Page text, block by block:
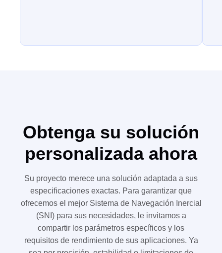
Obtenga su solución
personalizada ahora
Su proyecto merece una solución adaptada a sus
especificaciones exactas. Para garantizar que
ofrecemos el mejor Sistema de Navegación Inercial
(SNI) para sus necesidades, le invitamos a
compartir los parámetros específicos y los
requisitos de rendimiento de sus aplicaciones. Ya